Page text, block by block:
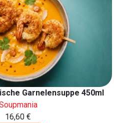
Garnelensuppe 450ml
16,60 €